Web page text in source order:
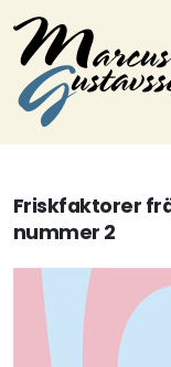
Friskfaktorer
nummer 2